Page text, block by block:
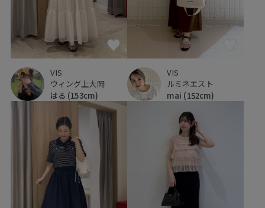
VIS
ウィング上大岡
はる (153cm)
VIS
ルミネエスト
mai (152cm)